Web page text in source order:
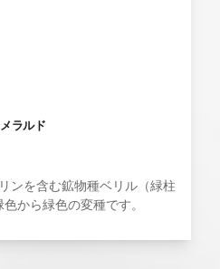
ラルド
ンを含む鉱物種ベリル（緑柱
から緑色の変種です。